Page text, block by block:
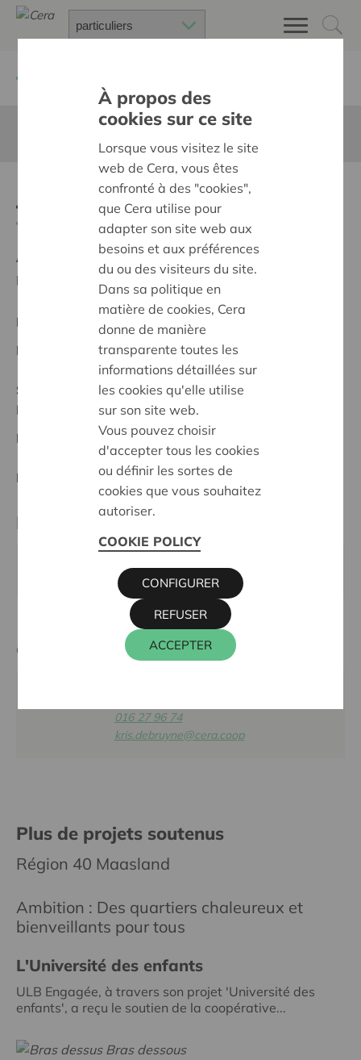
Jubileumconcert Cantitare
Ambition:
Des quartiers chaleureux et bienveillants
pour tous
Projet régional
Date de début:17/02/2025
Statut:
Maasland
Date de décision:17/02/2025
Décision: Approuvé
Partenaire
Kanti, Maaseikerbaan 83, 3960 BREE
Cera contact
016 27 96 74
kris.debruyne@cera.coop
Plus de projets soutenus
Région 40 Maasland
Ambition : Des quartiers chaleureux et
bienveillants pour tous
L'Université des enfants
ULB Engagée, à travers son projet 'Université des
enfants', a reçu le soutien de la coopérative...
À propos des
cookies sur ce site
Lorsque vous visitez le site
web de Cera, vous êtes
confronté à des "cookies",
que Cera utilise pour
adapter son site web aux
besoins et aux préférences
du ou des visiteurs du site.
Dans sa politique en
matière de cookies, Cera
donne de manière
transparente toutes les
informations détaillées sur
les cookies qu'elle utilise
sur son site web.
Vous pouvez choisir
d'accepter tous les cookies
ou définir les sortes de
cookies que vous souhaitez
autoriser.
COOKIE POLICY
ACCEPTER
REFUSER
CONFIGURER